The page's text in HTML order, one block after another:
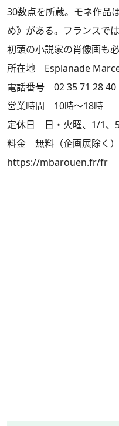
30数点を所蔵。モネ作品
め》がある。フランスで
初頭の小説家の肖像画も必
所在地 Esplanade
電話番号 02 35 71 28 40
営業時間 10時～18時
定休日 日・火曜、1/1、
料金 無料（企画展除く）
https://mbarouen.fr/fr